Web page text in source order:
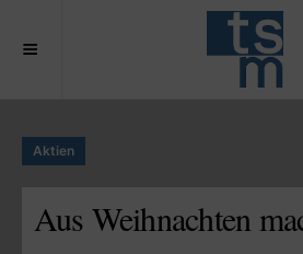
Aktien
Aus Weihnachten